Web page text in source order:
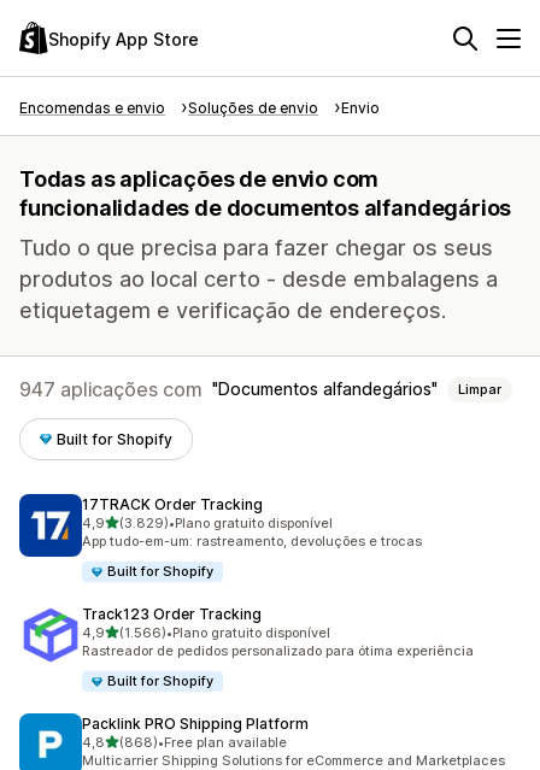
Shopify App Store
Encomendas e envio Soluções de envio Envio
Todas as aplicações de envio com
funcionalidades de documentos alfandegários
Tudo o que precisa para fazer chegar os seus
produtos ao local certo - desde embalagens a
etiquetagem e verificação de endereços.
947 aplicações com Documentos alfandegários Limpar
Built for Shopify
17TRACK Order Tracking
4,9de 5 estrelas
(3.829)
3829 total de avaliações
•Plano gratuito disponível
App tudo-em-um: rastreamento, devoluções e trocas
Built for Shopify
Track123 Order Tracking
4,9de 5 estrelas
(1.566)
1566 total de avaliações
•Plano gratuito disponível
Rastreador de pedidos personalizado para ótima experiência
Built for Shopify
Packlink PRO Shipping Platform
4,8de 5 estrelas
(868)
868 total de avaliações
•Free plan available
Multicarrier Shipping Solutions for eCommerce and Marketplaces